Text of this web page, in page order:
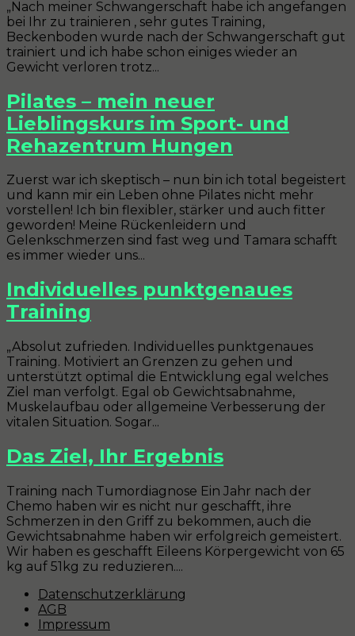
„Nach meiner Schwangerschaft habe ich angefangen
bei Ihr zu trainieren , sehr gutes Training,
Beckenboden wurde nach der Schwangerschaft gut
trainiert und ich habe schon einiges wieder an
Gewicht verloren trotz...
Pilates – mein neuer
Lieblingskurs im Sport- und
Rehazentrum Hungen
Zuerst war ich skeptisch – nun bin ich total begeistert
und kann mir ein Leben ohne Pilates nicht mehr
vorstellen! Ich bin flexibler, stärker und auch fitter
geworden! Meine Rückenleidern und
Gelenkschmerzen sind fast weg und Tamara schafft
es immer wieder uns...
Individuelles punktgenaues
Training
„Absolut zufrieden. Individuelles punktgenaues
Training. Motiviert an Grenzen zu gehen und
unterstützt optimal die Entwicklung egal welches
Ziel man verfolgt. Egal ob Gewichtsabnahme,
Muskelaufbau oder allgemeine Verbesserung der
vitalen Situation. Sogar...
Das Ziel, Ihr Ergebnis
Training nach Tumordiagnose​ Ein Jahr nach der
Chemo haben wir es nicht nur geschafft, ihre
Schmerzen in den Griff zu bekommen, auch die
Gewichtsabnahme haben wir erfolgreich gemeistert.
Wir haben es geschafft Eileens Körpergewicht von 65
kg auf 51kg zu reduzieren....
Datenschutzerklärung
AGB
Impressum